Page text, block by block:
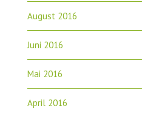
August 2016
Juni 2016
Mai 2016
April 2016